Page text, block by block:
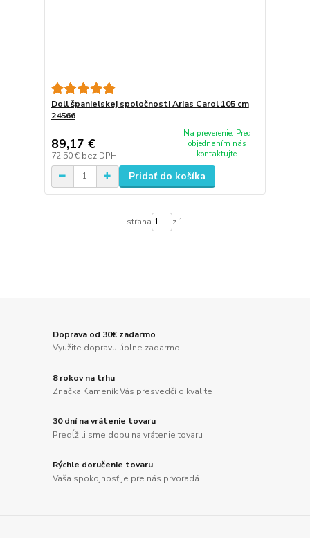
Doll španielskej spoločnosti Arias Carol 105 cm
24566
89,17 €
72,50 € bez DPH
Na preverenie. Pred
objednaním nás
kontaktujte.
Pridať do košíka
strana z 1
Doprava od 30€ zadarmo
Využite dopravu úplne zadarmo
8 rokov na trhu
Značka Kameník Vás presvedčí o kvalite
30 dní na vrátenie tovaru
Predĺžili sme dobu na vrátenie tovaru
Rýchle doručenie tovaru
Vaša spokojnosť je pre nás prvoradá